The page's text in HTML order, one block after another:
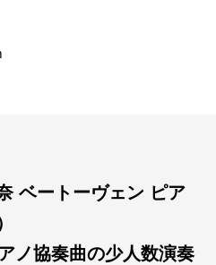
ベートーヴェン ピア
ノ協奏曲の少人数演奏